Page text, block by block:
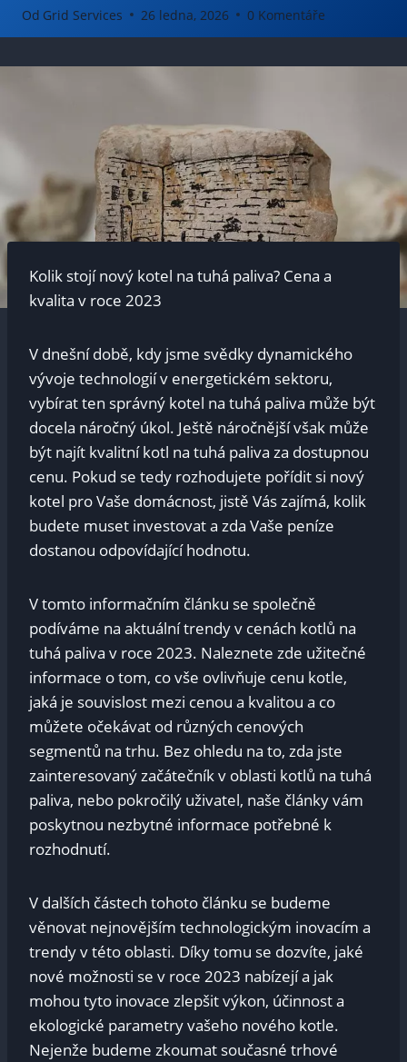
Od Grid Services 26 ledna, 2026 0 Komentáře
Kolik ⁤stojí nový kotel na tuhá‍ paliva? Cena a​
kvalita v roce 2023
V dnešní době, kdy jsme svědky ​dynamického ​
vývoje technologií v energetickém ⁣sektoru,
vybírat ten​ správný kotel na⁢ tuhá ​paliva může být
docela ⁢náročný úkol. ⁢Ještě náročnější však může
být najít kvalitní kotl na tuhá paliva za dostupnou
cenu. Pokud se tedy​ rozhodujete pořídit si nový⁣
kotel‍ pro Vaše domácnost, jistě Vás zajímá, kolik
budete ‍muset investovat a zda Vaše peníze
⁣dostanou odpovídající hodnotu.
V tomto informačním článku se ‍společně
podíváme na aktuální⁣ trendy v cenách⁣ kotlů⁣ na ​
tuhá paliva v ⁣roce 2023.⁢ Naleznete zde užitečné
informace o tom, co vše ovlivňuje cenu kotle,
⁤jaká je‌ souvislost ‌mezi cenou a ‌kvalitou a co ​
můžete očekávat od ⁢různých cenových
segmentů na trhu. Bez⁣ ohledu na to, zda jste
zainteresovaný začátečník ⁣v oblasti kotlů na⁣ tuhá
paliva, nebo pokročilý uživatel,‌ naše články ⁤vám
⁣poskytnou nezbytné​ informace potřebné k
rozhodnutí.
V dalších částech tohoto článku ​se​ budeme
věnovat nejnovějším technologickým inovacím​ a
trendy‌ v této oblasti. Díky ​tomu se dozvíte, jaké
‍nové možnosti se ⁣v roce 2023⁤ nabízejí a jak
mohou‌ tyto inovace zlepšit výkon, účinnost a
ekologické parametry vašeho nového kotle.
Nejenže budeme zkoumat současné trhové